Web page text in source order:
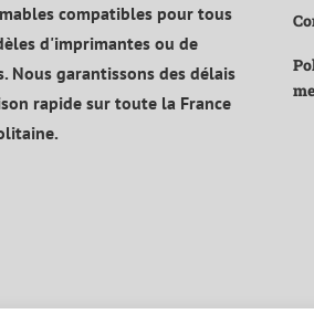
compatibles pour tous
d'imprimantes ou de
Nous garantissons des délais
rapide sur toute la France